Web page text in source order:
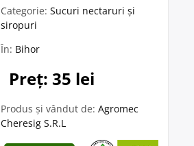
Categorie: Sucuri nectaruri și
siropuri
În: Bihor
Preț: 35 lei
Produs și vândut de: Agromec
Cheresig S.R.L